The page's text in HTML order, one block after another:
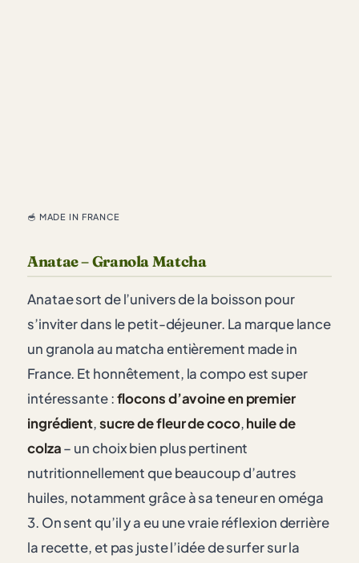
🥣 MADE IN FRANCE
Anatae – Granola Matcha
Anatae sort de l’univers de la boisson pour
s’inviter dans le petit-déjeuner. La marque lance
un granola au matcha entièrement made in
France. Et honnêtement, la compo est super
intéressante :flocons d’avoine en premier
ingrédient,sucre de fleur de coco,huile de
colza– un choix bien plus pertinent
nutritionnellement que beaucoup d’autres
huiles, notamment grâce à sa teneur en oméga
3. On sent qu’il y a eu une vraie réflexion derrière
la recette, et pas juste l’idée de surfer sur la